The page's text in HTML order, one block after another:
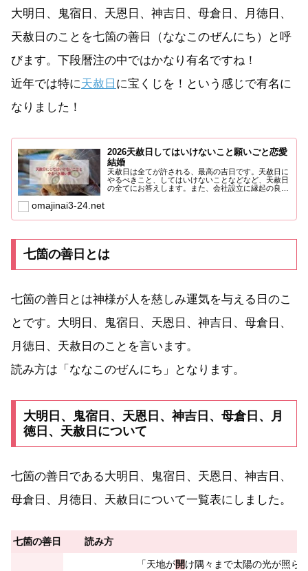
大明日、鬼宿日、天恩日、神吉日、母倉日、月徳日、
天赦日のことを七箇の善日（ななこのぜんにち）と呼
びます。下段暦注の中ではかなり有名ですね！
近年では特に天赦日 に宝くじを！という感じで有名に
なりました！
2026天赦日してはいけないこと願いごと恋愛
結婚
天赦日は全てが許される、最高の吉日です。天赦日に
やるべきこと、してはいけないことなどなど、天赦日
の全てにお答えします。また、会社設立に縁起の良い
omajinai3-24.net
七箇の善日とは
七箇の善日とは神様が人を慈しみ運気を与える日のこ
とです。大明日、鬼宿日、天恩日、神吉日、母倉日、
月徳日、天赦日のことを言います。
読み方は「ななこのぜんにち」となります。
大明日、鬼宿日、天恩日、神吉日、母倉日、月
徳日、天赦日について
七箇の善日である大明日、鬼宿日、天恩日、神吉日、
母倉日、月徳日、天赦日について一覧表にしました。
七箇の善日 読み方
「天地が開 け隅々まで太陽の光が照ら